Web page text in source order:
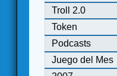
Troll 2.0
Token
Podcasts
Juego del Mes